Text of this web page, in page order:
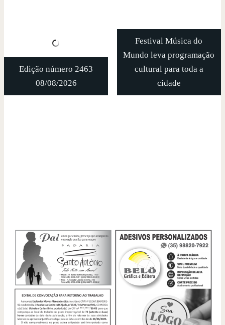
Edição número 2463
08/08/2026
Festival Música do
Mundo leva programação
cultural para toda a
cidade